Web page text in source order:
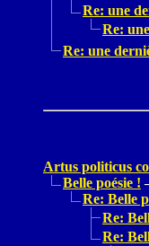
Re: une
Re:
Re: une
Artus politicus
Belle poésie !
Re: Belle
Re:
Re: